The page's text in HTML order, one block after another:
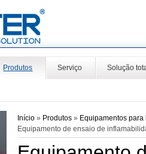
Produtos Serviço Solução
Início » Produtos» Equipamentos
Equipamento de ensaio de